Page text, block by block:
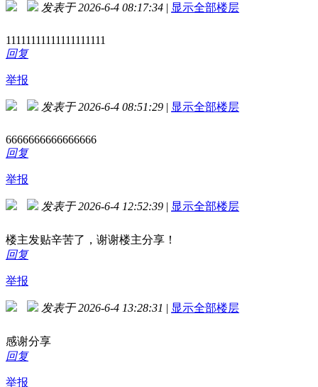
发表于 2026-6-4 08:17:34 | 显示全部楼层
11111111111111111111
回复
举报
发表于 2026-6-4 08:51:29 | 显示全部楼层
6666666666666666
回复
举报
发表于 2026-6-4 12:52:39 | 显示全部楼层
楼主发贴辛苦了，谢谢楼主分享！
回复
举报
发表于 2026-6-4 13:28:31 | 显示全部楼层
感谢分享
回复
举报